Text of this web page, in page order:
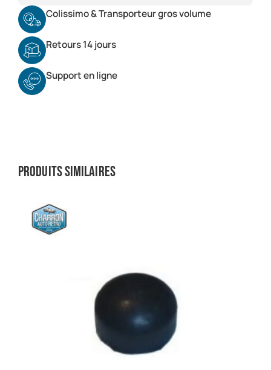
Colissimo & Transporteur gros volume
Retours 14 jours
Support en ligne
Produits similaires